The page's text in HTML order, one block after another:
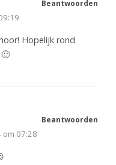
Hopelijk rond
Beantwoorden
07:28
Beantwoorden